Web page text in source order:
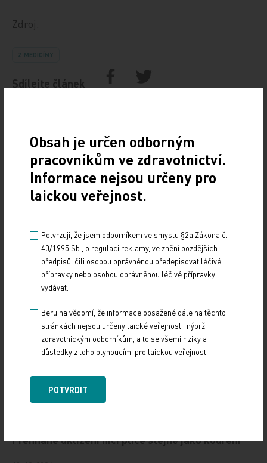
Zdroj:
Z MEDICÍNY
Sdílejte článek
Doporučené
12. 12. 2024
Letošní 18. ročník Gastroenterologických dnů v Karlových
Varech se setkal se značným zájmem odborné veřejnosti,
a to i díky velmi pestrému programu,…
Štěrba: Dynamicky se rozvíjející nádory
nemůžeme léčit podle rigidních protokolů
Prof. MUDr. Jaroslavu Štěrbovi, Ph.D., přednostovi Kliniky
dětské onkologie LF MU a FN Brno a vedoucímu jedné
z výzkumných skupin Národního ústavu…
Přehnané uklízení ničí plíce stejně jako kouření
Obsah je určen odborným
pracovníkům ve zdravotnictví.
Informace nejsou určeny pro
laickou veřejnost.
Potvrzuji, že jsem odborníkem ve smyslu §2a Zákona č.
40/1995 Sb., o regulaci reklamy, ve znění pozdějších
předpisů, čili osobou oprávněnou předepisovat léčivé
přípravky nebo osobou oprávněnou léčivé přípravky
vydávat.
Beru na vědomí, že informace obsažené dále na těchto
stránkách nejsou určeny laické veřejnosti, nýbrž
zdravotnickým odborníkům, a to se všemi riziky a
důsledky z toho plynoucími pro laickou veřejnost.
POTVRDIT